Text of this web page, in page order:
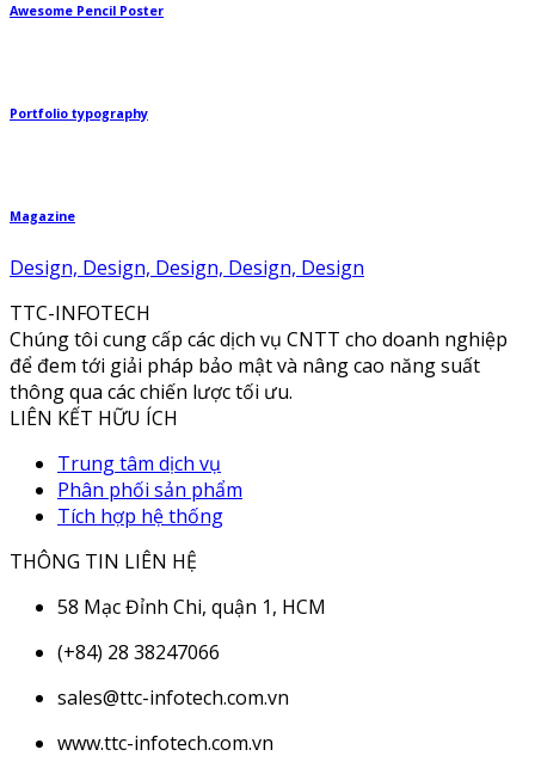
Awesome Pencil Poster
Portfolio typography
Magazine
Design, Design, Design, Design, Design
TTC-INFOTECH
Chúng tôi cung cấp các dịch vụ CNTT cho doanh nghiệp
để đem tới giải pháp bảo mật và nâng cao năng suất
thông qua các chiến lược tối ưu.
LIÊN KẾT HỮU ÍCH
Trung tâm dịch vụ
Phân phối sản phẩm
Tích hợp hệ thống
THÔNG TIN LIÊN HỆ
58 Mạc Đỉnh Chi, quận 1, HCM
(+84) 28 38247066
sales@ttc-infotech.com.vn
www.ttc-infotech.com.vn